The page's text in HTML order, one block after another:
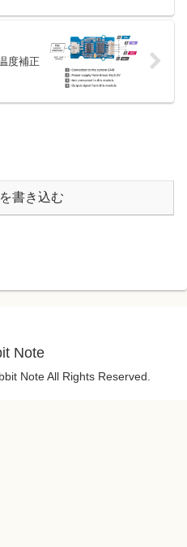
度補正
書き込む
Note
Note All Rights Reserved.